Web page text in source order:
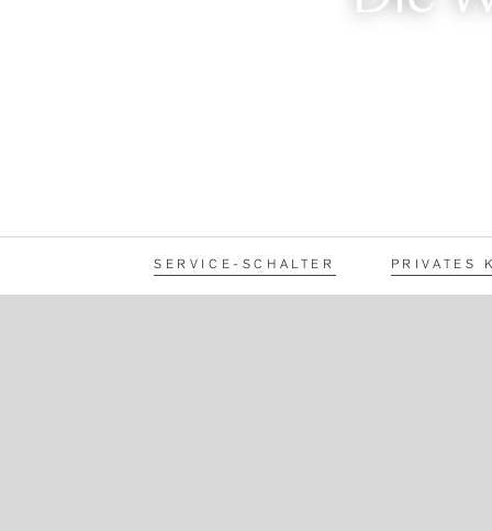
SERVICE-SCHALTER PRIVATES